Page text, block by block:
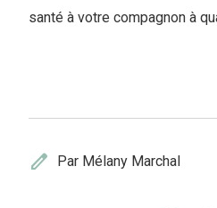
santé à votre compagnon à
edit Par Mélany Marchal